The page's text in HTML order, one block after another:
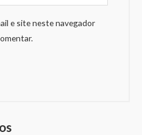
e site neste navegador